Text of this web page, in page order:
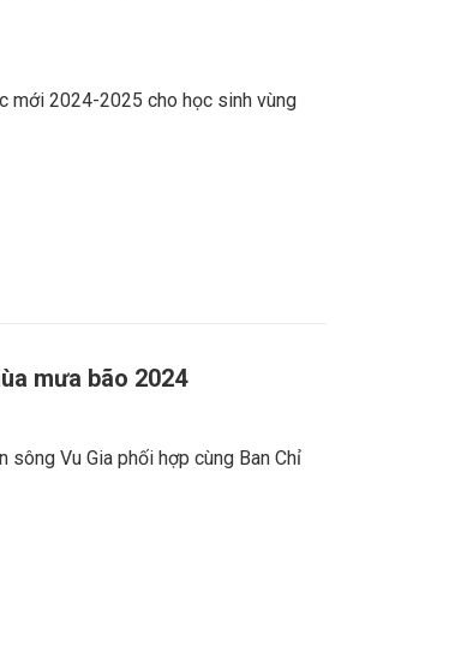
mới 2024-2025 cho học sinh vùng
mưa bão 2024
Vu Gia phối hợp cùng Ban Chỉ